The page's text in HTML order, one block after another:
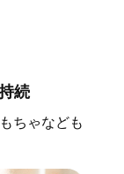
続
ちゃなども